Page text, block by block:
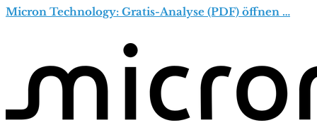
Micron Technology: Gratis-Analyse (PDF) öffnen …